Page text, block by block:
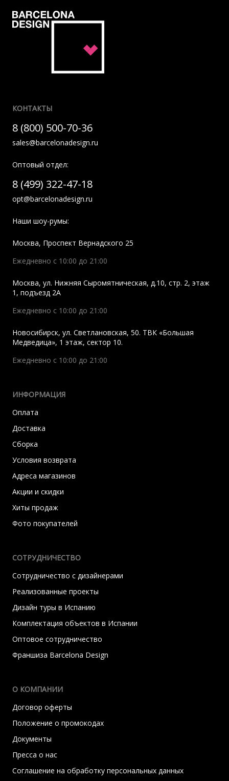
КОНТАКТЫ
8 (800) 500-70-36
sales@barcelonadesign.ru
Оптовый отдел:
8 (499) 322-47-18
opt@barcelonadesign.ru
Наши шоу-румы:
Москва, Проспект Вернадского 25
Ежедневно с 10:00 до 21:00
Москва, ул. Нижняя Сыромятническая, д.10, стр. 2, этаж
1, подъезд 2A
Ежедневно с 10:00 до 21:00
Новосибирск, ул. Светлановская, 50. ТВК «Большая
Медведица», 1 этаж, сектор 10.
Ежедневно с 10:00 до 21:00
ИНФОРМАЦИЯ
Оплата
Доставка
Сборка
Условия возврата
Адреса магазинов
Акции и скидки
Хиты продаж
Фото покупателей
СОТРУДНИЧЕСТВО
Сотрудничество с дизайнерами
Реализованные проекты
Дизайн туры в Испанию
Комплектация объектов в Испании
Оптовое сотрудничество
Франшиза Barcelona Design
О КОМПАНИИ
Договор оферты
Положение о промокодах
Документы
Пресса о нас
Соглашение на обработку персональных данных